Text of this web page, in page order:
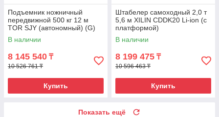
Подъемник ножничный
передвижной 500 кг 12 м
TOR SJY (автономный) (G)
В наличии
8 145 540 ₸
10 526 761 ₸
Купить
Штабелер самоходный 2,0 т
5,6 м XILIN CDDK20 Li-ion (с
платформой)
В наличии
8 199 475 ₸
10 596 463 ₸
Купить
Показать ещё